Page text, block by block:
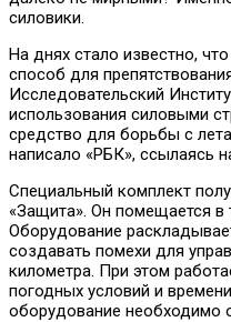
силовики.
На днях стало известно,
способ для
Исследовательский
использования силовыми
средство для борьбы с
написало «РБК», ссылаясь
Специальный комплект
«Защита». Он помещается в
Оборудование
создавать помехи для
километра. При этом
погодных условий и
оборудование необходимо